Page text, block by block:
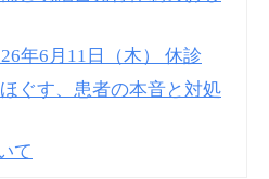
年6月11日（木） 休診
ぐす、患者の本音と対処
て